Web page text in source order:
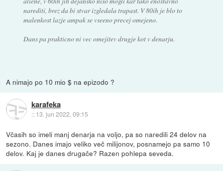
narediti, brez da bi stvar izgledala trapast. V 80ih je blo to
malenkost lazje ampak se vseeno precej omejeno.
Dans pa prakticno ni vec omejitev drugje kot v denarju.
A nimajo po 10 mio $ na epizodo ?
karafeka
:: 13. jun 2022, 09:15
Včasih so imeli manj denarja na voljo, pa so naredili 24 delov na
sezono. Danes imajo veliko več milijonov, posnamejo pa samo 10
delov. Kaj je danes drugače? Razen pohlepa seveda.